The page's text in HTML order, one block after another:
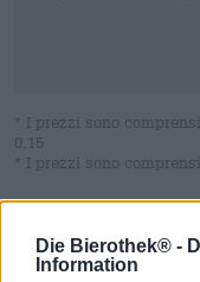
Die Bierothek® -
Information
* I prezzi sono
0,15
* I prezzi sono